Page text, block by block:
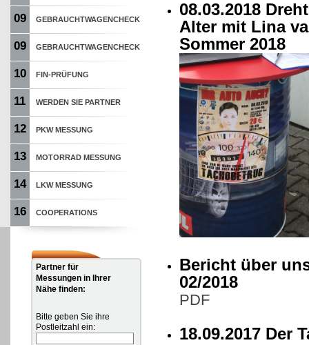
09 GEBRAUCHTWAGENCHECK
09 GEBRAUCHTWAGENCHECK
10 FIN-PRÜFUNG
11 WERDEN SIE PARTNER
12 PKW MESSUNG
13 MOTORRAD MESSUNG
14 LKW MESSUNG
16 COOPERATIONS
Partner für
Messungen in Ihrer
Nähe finden:
Bitte geben Sie ihre
Postleitzahl ein:
08.03.2018
Alter mit Lina
Sommer 2018
Bericht über
02/2018
PDF
18.09.2017 Der